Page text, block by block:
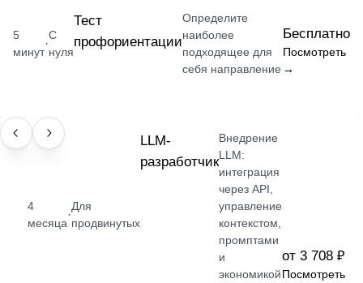
5
минут
·
С
нуля
Тест
профориентации
Определите
наиболее
подходящее для
себя направление
Бесплатно
Посмотреть
→
ПРОФЕССИЯ
4
месяца
·
Для
продвинутых
LLM-
разработчик
Внедрение
LLM:
интеграция
через API,
управление
контекстом,
промптами
и
экономикой
от 3 708 ₽
Посмотреть